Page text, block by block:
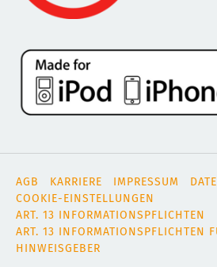
AGB KARRIERE IMPRESSUM
COOKIE-EINSTELLUNGEN
ART. 13 INFORMATIONSPFLICHTEN
ART. 13 INFORMATIONSPFLICHTEN
HINWEISGEBER